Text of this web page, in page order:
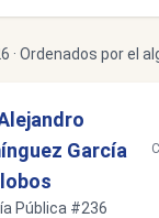
· Ordenados por el
García
Pública #236